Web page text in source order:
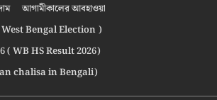
আগামীকালের আবহাওয়া
( West Bengal Election )
( WB HS Result 2026)
chalisa in Bengali)